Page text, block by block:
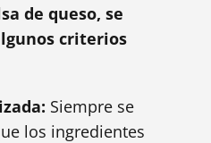
de queso, se
criterios
Siempre se
los ingredientes